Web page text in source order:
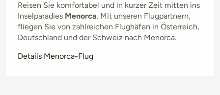
Reisen Sie komfortabel und in kurzer Zeit mitten ins
Inselparadies Menorca. Mit unseren Flugpartnern,
fliegen Sie von zahlreichen Flughäfen in Österreich,
Deutschland und der Schweiz nach Menorca.
Details Menorca-Flug